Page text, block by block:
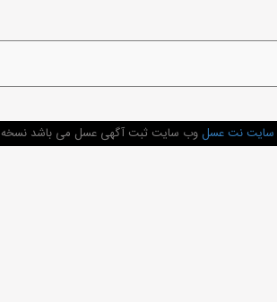
سایت نت عسل وب سایت ثبت آگهی عسل می باشد نسخه 68